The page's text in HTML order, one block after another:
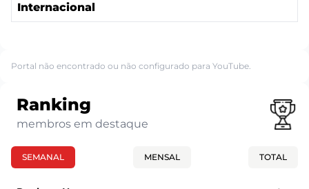
Internacional
Portal não encontrado ou não configurado para YouTube.
Ranking
membros em destaque
SEMANAL MENSAL TOTAL